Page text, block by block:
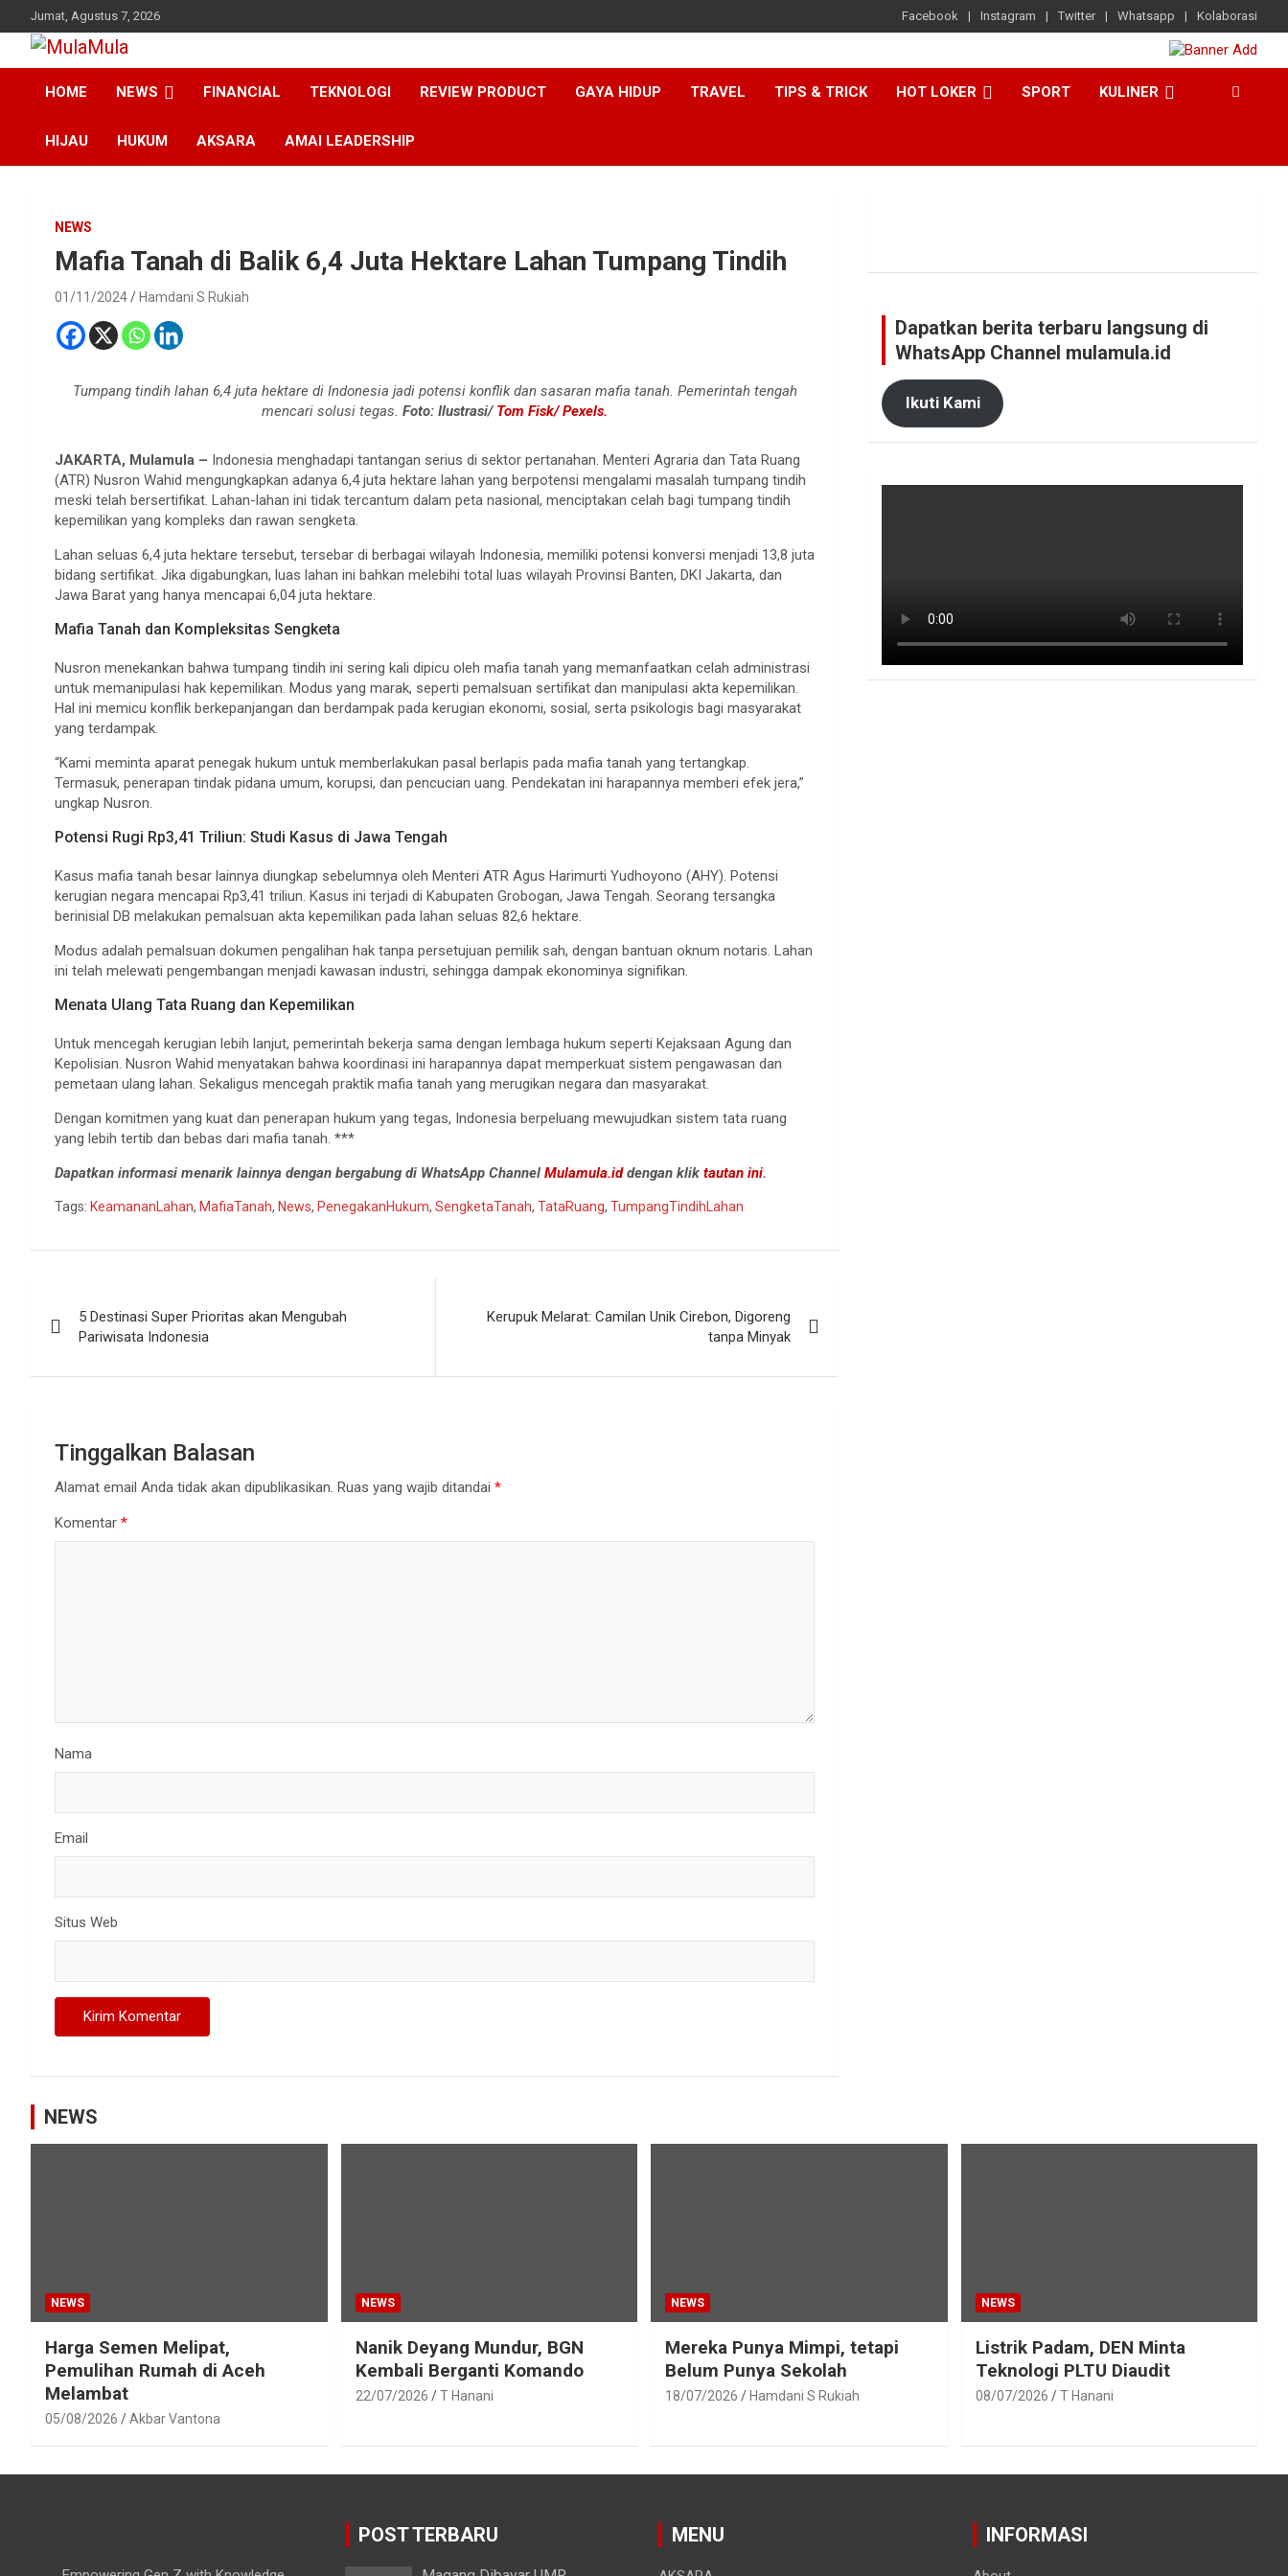
to
content
Jumat, Agustus 7, 2026 Facebook Instagram Twitter Whatsapp Kolaborasi
MulaMula
Medianya para Gen Z
HOME
NEWS FINANCIAL TEKNOLOGI REVIEW PRODUCT GAYA HIDUP TRAVEL TIPS & TRICK HOT LOKER SPORT KULINER
HIJAU HUKUM AKSARA AMAI LEADERSHIP
NEWS
Mafia Tanah di Balik 6,4 Juta Hektare Lahan Tumpang Tindih
01/11/2024 Hamdani S Rukiah
Tumpang tindih lahan 6,4 juta hektare di Indonesia jadi potensi konflik dan sasaran mafia tanah. Pemerintah tengah
mencari solusi tegas.Foto: Ilustrasi/ Tom Fisk/ Pexels.
JAKARTA, Mulamula – Indonesia menghadapi tantangan serius di sektor pertanahan. Menteri Agraria dan Tata Ruang
(ATR) Nusron Wahid mengungkapkan adanya 6,4 juta hektare lahan yang berpotensi mengalami masalah tumpang tindih
meski telah bersertifikat. Lahan-lahan ini tidak tercantum dalam peta nasional, menciptakan celah bagi tumpang tindih
kepemilikan yang kompleks dan rawan sengketa.
Lahan seluas 6,4 juta hektare tersebut, tersebar di berbagai wilayah Indonesia, memiliki potensi konversi menjadi 13,8 juta
bidang sertifikat. Jika digabungkan, luas lahan ini bahkan melebihi total luas wilayah Provinsi Banten, DKI Jakarta, dan
Jawa Barat yang hanya mencapai 6,04 juta hektare.
Mafia Tanah dan Kompleksitas Sengketa
Nusron menekankan bahwa tumpang tindih ini sering kali dipicu oleh mafia tanah yang memanfaatkan celah administrasi
untuk memanipulasi hak kepemilikan. Modus yang marak, seperti pemalsuan sertifikat dan manipulasi akta kepemilikan.
Hal ini memicu konflik berkepanjangan dan berdampak pada kerugian ekonomi, sosial, serta psikologis bagi masyarakat
yang terdampak.
“Kami meminta aparat penegak hukum untuk memberlakukan pasal berlapis pada mafia tanah yang tertangkap.
Termasuk, penerapan tindak pidana umum, korupsi, dan pencucian uang. Pendekatan ini harapannya memberi efek jera,”
ungkap Nusron.
Potensi Rugi Rp3,41 Triliun: Studi Kasus di Jawa Tengah
Kasus mafia tanah besar lainnya diungkap sebelumnya oleh Menteri ATR Agus Harimurti Yudhoyono (AHY). Potensi
kerugian negara mencapai Rp3,41 triliun. Kasus ini terjadi di Kabupaten Grobogan, Jawa Tengah. Seorang tersangka
berinisial DB melakukan pemalsuan akta kepemilikan pada lahan seluas 82,6 hektare.
Modus adalah pemalsuan dokumen pengalihan hak tanpa persetujuan pemilik sah, dengan bantuan oknum notaris. Lahan
ini telah melewati pengembangan menjadi kawasan industri, sehingga dampak ekonominya signifikan.
Menata Ulang Tata Ruang dan Kepemilikan
Untuk mencegah kerugian lebih lanjut, pemerintah bekerja sama dengan lembaga hukum seperti Kejaksaan Agung dan
Kepolisian. Nusron Wahid menyatakan bahwa koordinasi ini harapannya dapat memperkuat sistem pengawasan dan
pemetaan ulang lahan. Sekaligus mencegah praktik mafia tanah yang merugikan negara dan masyarakat.
Dengan komitmen yang kuat dan penerapan hukum yang tegas, Indonesia berpeluang mewujudkan sistem tata ruang
yang lebih tertib dan bebas dari mafia tanah. ***
Dapatkan informasi menarik lainnya dengan bergabung di WhatsApp Channel Mulamula.iddengan klik tautan ini.
Tags: KeamananLahan, MafiaTanah, News, PenegakanHukum, SengketaTanah, TataRuang, TumpangTindihLahan
pos
5 Destinasi Super Prioritas akan Mengubah
Pariwisata Indonesia
Kerupuk Melarat: Camilan Unik Cirebon, Digoreng
tanpa Minyak
Tinggalkan Balasan
Alamat email Anda tidak akan dipublikasikan. Ruas yang wajib ditandai *
Komentar *
Nama
Email
Situs Web
Dapatkan berita terbaru langsung di
WhatsApp Channel mulamula.id
Ikuti Kami
NEWS
NEWS
Harga Semen Melipat,
Pemulihan Rumah di Aceh
Melambat
05/08/2026 Akbar Vantona
NEWS
Nanik Deyang Mundur, BGN
Kembali Berganti Komando
22/07/2026 T Hanani
NEWS
Mereka Punya Mimpi, tetapi
Belum Punya Sekolah
18/07/2026 Hamdani S Rukiah
NEWS
Listrik Padam, DEN Minta
Teknologi PLTU Diaudit
08/07/2026 T Hanani
POST TERBARU MENU INFORMASI